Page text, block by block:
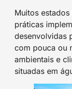
Muitos
práticas
desenvolvidas
com pouca ou
ambientais e
situadas em